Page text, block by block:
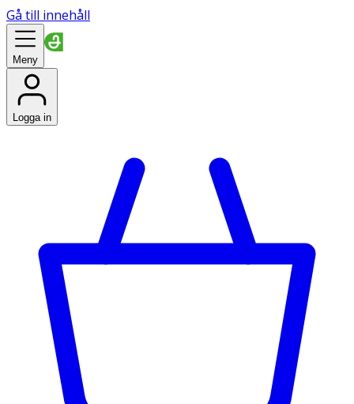
Gå till innehåll
Meny
Logga in